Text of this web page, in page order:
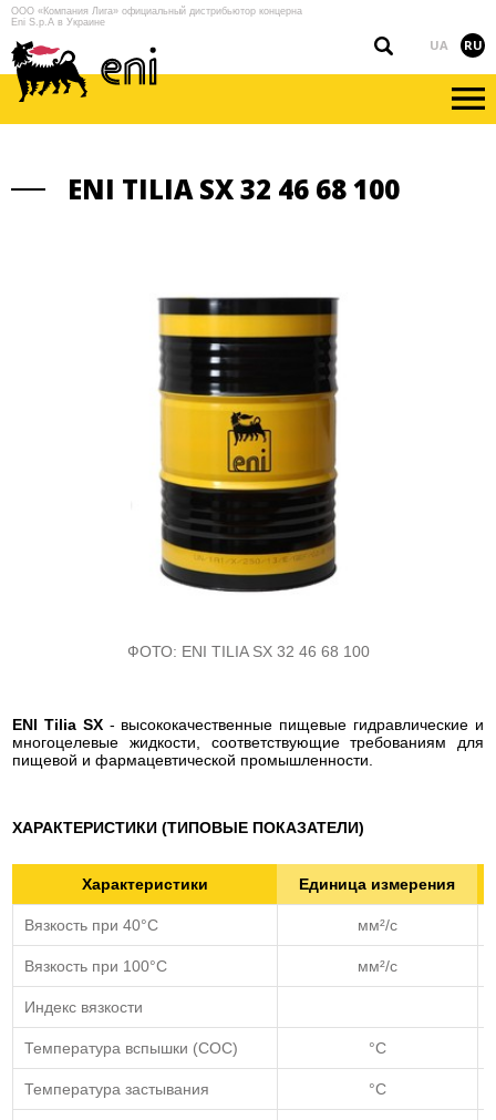
ООО «Компания Лига» официальный дистрибьютор концерна
Eni S.p.A в Украине
UA RU
ENI TILIA SX 32 46 68 100
ФОТО: ENI TILIA SX 32 46 68 100
ENI Tilia SX- высококачественные пищевые гидравлические и
многоцелевые жидкости, соответствующие требованиям для
пищевой и фармацевтической промышленности.
ХАРАКТЕРИСТИКИ (ТИПОВЫЕ ПОКАЗАТЕЛИ)
Характеристики Единица измерения
Вязкость при 40°C мм²/с
Вязкость при 100°C мм²/с
Индекс вязкости
Температура вспышки (COC) °C
Температура застывания °C